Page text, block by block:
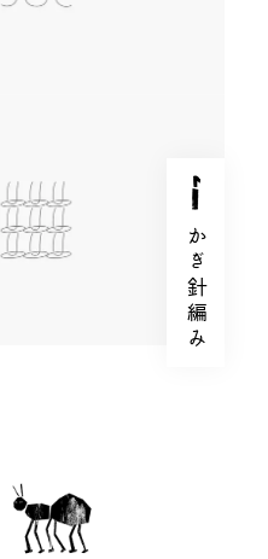
かぎ針編み